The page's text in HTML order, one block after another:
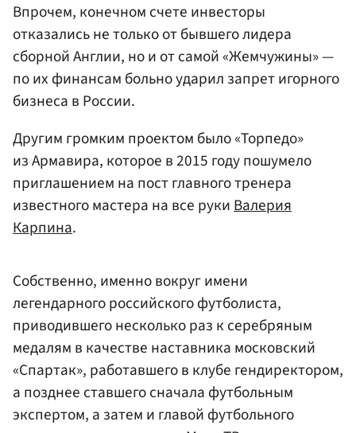
Впрочем, конечном счете инвесторы
отказались не только от бывшего лидера
сборной Англии, но и от самой «Жемчужины» —
по их финансам больно ударил запрет игорного
бизнеса в России.
Другим громким проектом было «Торпедо»
из Армавира, которое в 2015 году пошумело
приглашением на пост главного тренера
известного мастера на все рукиВалерия
Карпина.
Собственно, именно вокруг имени
легендарного российского футболиста,
приводившего несколько раз к серебряным
медалям в качестве наставника московский
«Спартак», работавшего в клубе гендиректором,
а позднее ставшего сначала футбольным
экспертом, а затем и главой футбольного